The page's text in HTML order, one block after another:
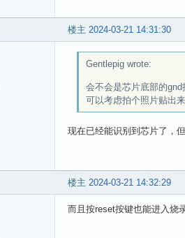
楼主 2024-03-21 14:31:30
Gentlepig wrote:
会不会是芯片底部的gnd
可以考虑拍个照片贴出来
现在已经能识别到芯片了，
楼主 2024-03-21 14:32:29
而且按reset按键也能进入烧